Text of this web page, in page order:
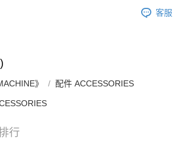
客服
》 配件 ACCESSORIES
行